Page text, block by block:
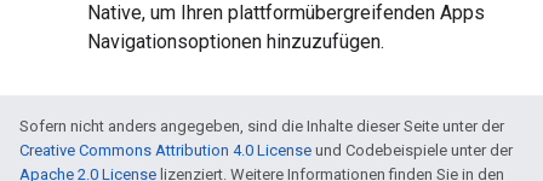
Native, um Ihren plattformübergreifenden Apps
Navigationsoptionen hinzuzufügen.
Sofern nicht anders angegeben, sind die Inhalte dieser Seite unter der
Creative Commons Attribution 4.0 License und Codebeispiele unter der
Apache 2.0 License lizenziert. Weitere Informationen finden Sie in den